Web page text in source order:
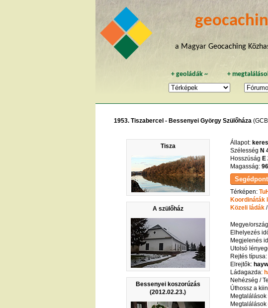
a Magyar Geocaching
+geoládák ~ +
1953. Tiszabercel - Bessenyei György Szülőháza
Tisza
A szülőház
Bessenyei koszorúzás
(2012.02.23.)
Állapot:
Szélesség N
Hosszúság E
Magasság:
Térképen:
Koordináták
Közeli ládák/
Megye/
Elhelyezés
Megjelenés
Utolsó
Rejtés típusa:
Elrejtők:
Ládagazda:
Nehézség /
Úthossz a
Megtalálások